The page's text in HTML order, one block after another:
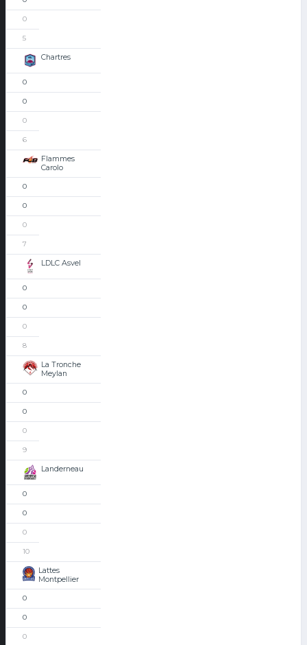
0
5
Chartres
0
0
0
6
Flammes
Carolo
0
0
0
7
LDLC Asvel
0
0
0
8
La Tronche
Meylan
0
0
0
9
Landerneau
0
0
0
10
Lattes
Montpellier
0
0
0